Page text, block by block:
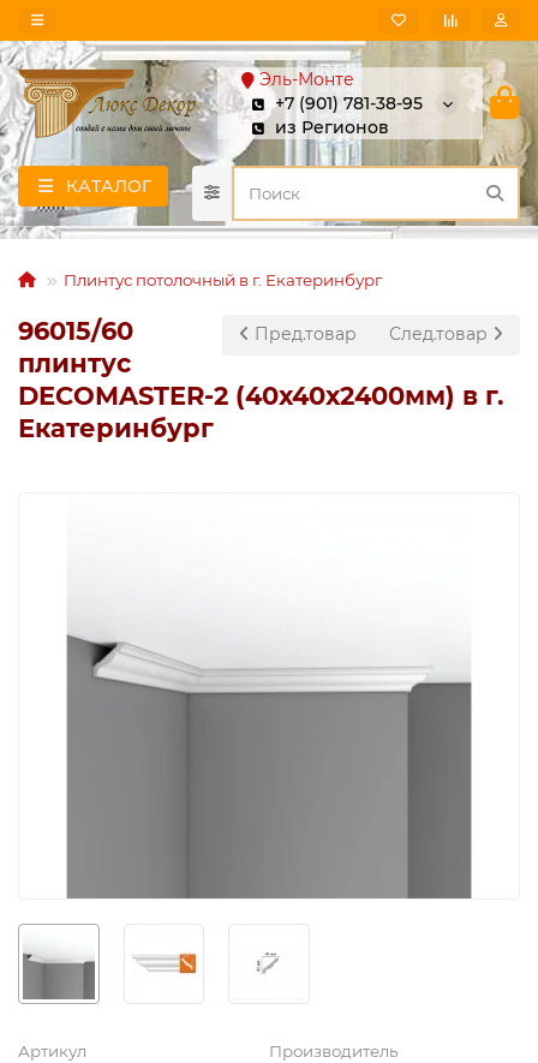
Эль-Монте
+7 (901) 781-38-95
из Регионов
КАТАЛОГ
Плинтус потолочный в г. Екатеринбург
Пред.товар След.товар
96015/60
плинтус
DECOMASTER-2 (40х40х2400мм) в г.
Екатеринбург
Артикул Производитель